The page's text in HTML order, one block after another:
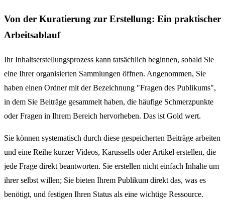
Von der Kuratierung zur Erstellung: Ein praktischer
Arbeitsablauf
Ihr Inhaltserstellungsprozess kann tatsächlich beginnen, sobald Sie
eine Ihrer organisierten Sammlungen öffnen. Angenommen, Sie
haben einen Ordner mit der Bezeichnung "Fragen des Publikums",
in dem Sie Beiträge gesammelt haben, die häufige Schmerzpunkte
oder Fragen in Ihrem Bereich hervorheben. Das ist Gold wert.
Sie können systematisch durch diese gespeicherten Beiträge arbeiten
und eine Reihe kurzer Videos, Karussells oder Artikel erstellen, die
jede Frage direkt beantworten. Sie erstellen nicht einfach Inhalte um
ihrer selbst willen; Sie bieten Ihrem Publikum direkt das, was es
benötigt, und festigen Ihren Status als eine wichtige Ressource.